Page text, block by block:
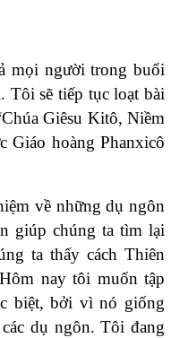
mọi người trong buổi
Tôi sẽ tiếp tục loạt bài
Giêsu Kitô, Niềm
Giáo hoàng Phanxicô
về những dụ ngôn
giúp chúng ta tìm lại
ta thấy cách Thiên
nay tôi muốn tập
biệt, bởi vì nó giống
dụ ngôn. Tôi đang